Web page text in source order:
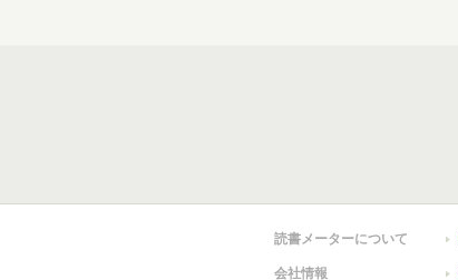
読書メーターについて
会社情報